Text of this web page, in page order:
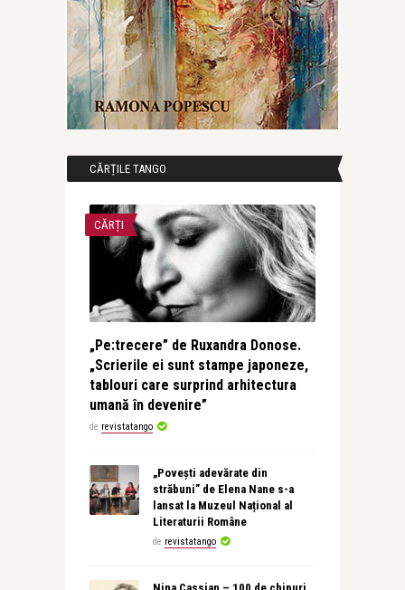
CĂRȚILE TANGO
CĂRȚI
„Pe:trecere” de Ruxandra Donose.
„Scrierile ei sunt stampe japoneze,
tablouri care surprind arhitectura
umană în devenire”
de revistatango
„Povești adevărate din
străbuni” de Elena Nane s-a
lansat la Muzeul Național al
Literaturii Române
de revistatango